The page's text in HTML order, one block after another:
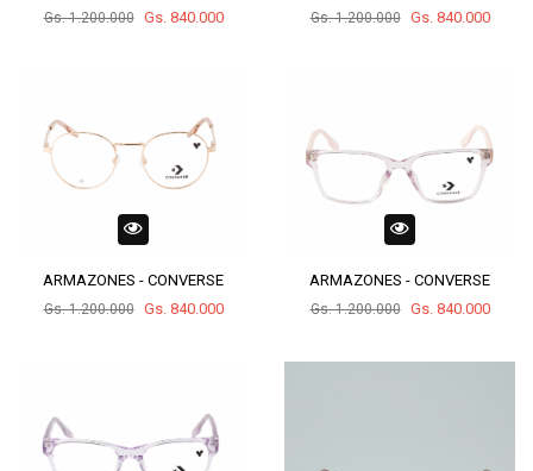
Gs. 1.200.000 Gs. 840.000 Gs. 1.200.000 Gs. 840.000
ARMAZONES - CONVERSE
Gs. 1.200.000 Gs. 840.000
ARMAZONES - CONVERSE
Gs. 1.200.000 Gs. 840.000